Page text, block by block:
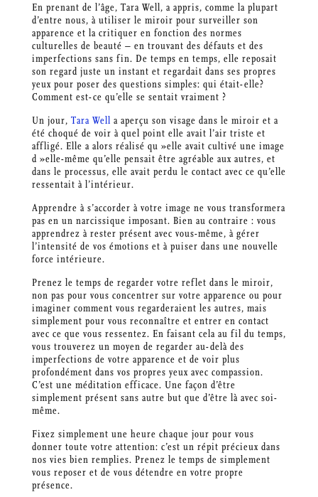
En prenant de l’âge, Tara Well, a appris, comme la plupart
d’entre nous, à utiliser le miroir pour surveiller son
apparence et la critiquer en fonction des normes
culturelles de beauté – en trouvant des défauts et des
imperfections sans fin. De temps en temps, elle reposait
son regard juste un instant et regardait dans ses propres
yeux pour poser des questions simples: qui était-elle?
Comment est-ce qu’elle se sentait vraiment ?
Un jour, Tara Well a aperçu son visage dans le miroir et a
été choqué de voir à quel point elle avait l’air triste et
affligé. Elle a alors réalisé qu »elle avait cultivé une image
d »elle-même qu’elle pensait être agréable aux autres, et
dans le processus, elle avait perdu le contact avec ce qu’elle
ressentait à l’intérieur.
Apprendre à s’accorder à votre image ne vous transformera
pas en un narcissique imposant. Bien au contraire : vous
apprendrez à rester présent avec vous-même, à gérer
l’intensité de vos émotions et à puiser dans une nouvelle
force intérieure.
Prenez le temps de regarder votre reflet dans le miroir,
non pas pour vous concentrer sur votre apparence ou pour
imaginer comment vous regarderaient les autres, mais
simplement pour vous reconnaître et entrer en contact
avec ce que vous ressentez. En faisant cela au fil du temps,
vous trouverez un moyen de regarder au-delà des
imperfections de votre apparence et de voir plus
profondément dans vos propres yeux avec compassion.
C’est une méditation efficace. Une façon d’être
simplement présent sans autre but que d’être là avec soi-
même.
Fixez simplement une heure chaque jour pour vous
donner toute votre attention: c’est un répit précieux dans
nos vies bien remplies. Prenez le temps de simplement
vous reposer et de vous détendre en votre propre
présence.